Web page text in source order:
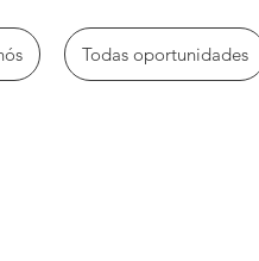
Todas oportunidades